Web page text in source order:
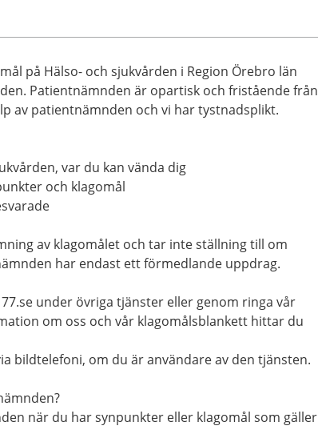
på Hälso- och sjukvården i Region Örebro län
Patientnämnden är opartisk och fristående från
av patientnämnden och vi har tystnadsplikt.
var du kan vända dig
och klagomål
av klagomålet och tar inte ställning till om
har endast ett förmedlande uppdrag.
under övriga tjänster eller genom ringa vår
om oss och vår klagomålsblankett hittar du
bildtelefoni, om du är användare av den tjänsten.
när du har synpunkter eller klagomål som gäller